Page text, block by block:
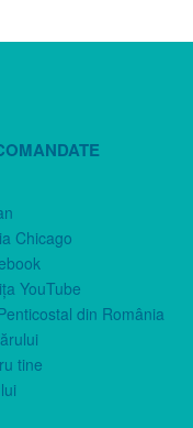
Chicago
YouTube
din România
tine